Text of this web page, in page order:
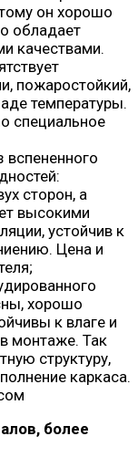
он хорошо
обладает
качествами.
пожаростойкий,
температуры.
специальное
вспененного
сторон, а
высокими
устойчив к
Цена и
хорошо
к влаге и
монтаже. Так
структуру,
каркаса.
более